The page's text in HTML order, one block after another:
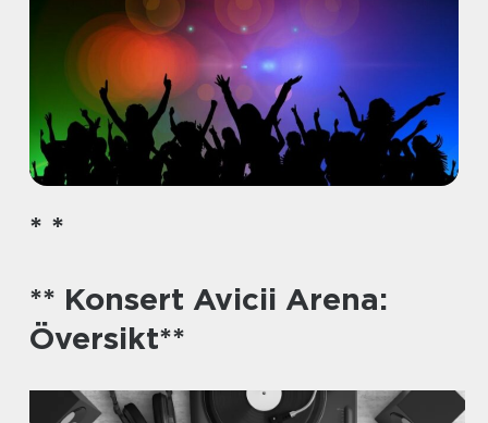
* *
** Konsert Avicii Arena:
Översikt**